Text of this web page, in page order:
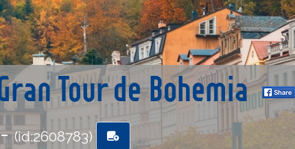
Tour de Bohemia
-(id:2608783)